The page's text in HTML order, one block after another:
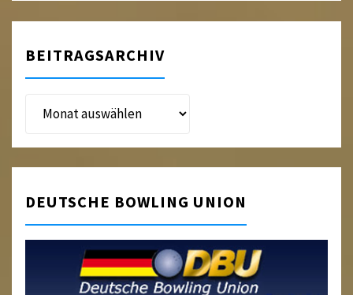
BEITRAGSARCHIV
Beitragsarchiv
DEUTSCHE BOWLING UNION